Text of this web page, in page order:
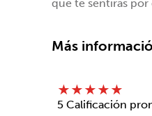
que te sentirás
Más
★★★★★
5 Calificación